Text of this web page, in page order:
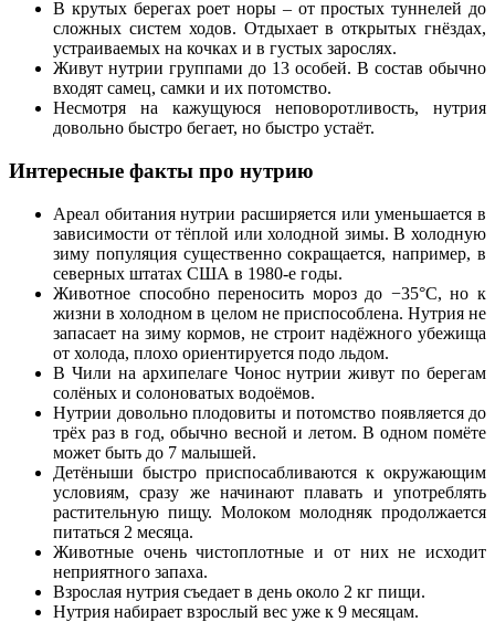
В крутых берегах роет норы – от простых туннелей до
сложных систем ходов. Отдыхает в открытых гнёздах,
устраиваемых на кочках и в густых зарослях.
Живут нутрии группами до 13 особей. В состав обычно
входят самец, самки и их потомство.
Несмотря на кажущуюся неповоротливость, нутрия
довольно быстро бегает, но быстро устаёт.
Интересные факты про нутрию
Ареал обитания нутрии расширяется или уменьшается в
зависимости от тёплой или холодной зимы. В холодную
зиму популяция существенно сокращается, например, в
северных штатах США в 1980-е годы.
Животное способно переносить мороз до −35°C, но к
жизни в холодном в целом не приспособлена. Нутрия не
запасает на зиму кормов, не строит надёжного убежища
от холода, плохо ориентируется подо льдом.
В Чили на архипелаге Чонос нутрии живут по берегам
солёных и солоноватых водоёмов.
Нутрии довольно плодовиты и потомство появляется до
трёх раз в год, обычно весной и летом. В одном помёте
может быть до 7 малышей.
Детёныши быстро приспосабливаются к окружающим
условиям, сразу же начинают плавать и употреблять
растительную пищу. Молоком молодняк продолжается
питаться 2 месяца.
Животные очень чистоплотные и от них не исходит
неприятного запаха.
Взрослая нутрия съедает в день около 2 кг пищи.
Нутрия набирает взрослый вес уже к 9 месяцам.